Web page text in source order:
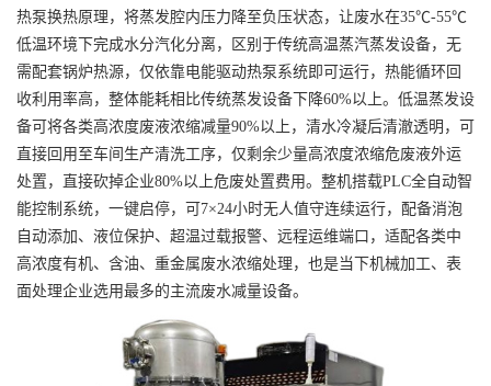
热泵换热原理，将蒸发腔内压力降至负压状态，让废水在35℃-55℃
低温环境下完成水分汽化分离，区别于传统高温蒸汽蒸发设备，无
需配套锅炉热源，仅依靠电能驱动热泵系统即可运行，热能循环回
收利用率高，整体能耗相比传统蒸发设备下降60%以上。 低温蒸发设
备可将各类高浓度废液浓缩减量90%以上，清水冷凝后清澈透明，可
直接回用至车间生产清洗工序，仅剩余少量高浓度浓缩危废液外运
处置，直接砍掉企业80%以上危废处置费用。整机搭载PLC全自动智
能控制系统，一键启停，可7×24小时无人值守连续运行，配备消泡
自动添加、液位保护、超温过载报警、远程运维端口，适配各类中
高浓度有机、含油、重金属废水浓缩处理，也是当下机械加工、表
面处理企业选用最多的主流废水减量设备。